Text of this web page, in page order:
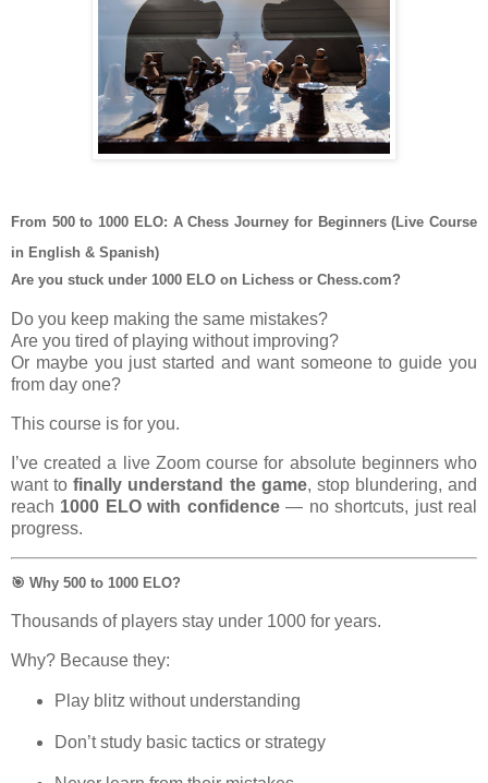
From 500 to 1000 ELO: A Chess Journey for Beginners (Live Course
in English & Spanish)
Are you stuck under 1000 ELO on Lichess or Chess.com?
Do you keep making the same mistakes?
Are you tired of playing without improving?
Or maybe you just started and want someone to guide you
from day one?
This course is for you.
I’ve created a live Zoom course for absolute beginners who
want tofinally understand the game, stop blundering, and
reach 1000 ELO with confidence— no shortcuts, just real
progress.
🎯 Why 500 to 1000 ELO?
Thousands of players stay under 1000 for years.
Why? Because they:
Play blitz without understanding
Don’t study basic tactics or strategy